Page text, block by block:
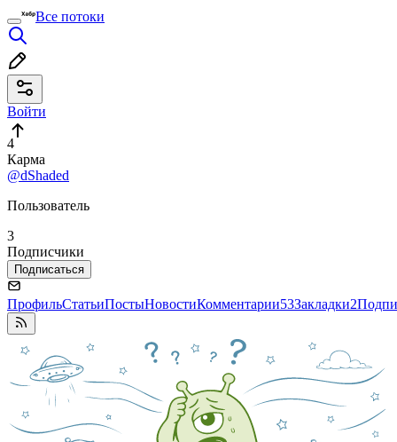
Все потоки
Войти
4
Карма
@dShaded
Пользователь
3
Подписчики
Подписаться
ПрофильСтатьиПостыНовостиКомментарии53Закладки2